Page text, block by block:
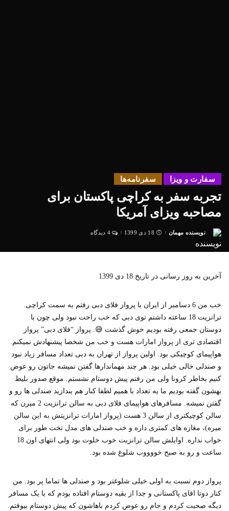
سفارت و ویزا سفرنامه‌ها
تجربه سفر به کراچی پاکستان برای
مصاحبه ویزای آمریکا
ارسال
توسط
نویسنده مهمان 18 دی 1399 4 دیدگاه
آخرین به روز رسانی در تاریخ 18 دی 1399
خب من 6 دسامبر از ایران با پرواز فلای دبی رفتم به سمت کراچی.
ترانزیت 18 ساعته داشتم توی دبی که خب راحت نبود ولی چون با
دوستان جمعی رفته بودیم خوش گذشت 😅. پرواز “فلای دبی” پرواز
اقتصادی تری از پرواز امارات هست و خب من شخصا پیشنهادش نمیکنم.
هواپیمای کوچیکی بود. اولین پرواز از تهران به دبی تعداد مسافر زیاد نبود
و صندلی خالی خیلی بود. هر چند مهماندارها گفتن نمیشه جاتون رو عوض
کنیم بخاطر کرونا ولی من رفتم پیش دوستام نشستم. موقع صدور بلیط
بهشون گفته بودیم ما یه تعداد با همیم لطفا کنار هم بندازید صندلی ها رو و
گفتن نمیشه. مسافرهای هواپیمای فلای دبی به سالن ترانزیت 2 میرن که
سالن کوچیکتری از سالن 3 هست (پرواز امارات ترانزیتش به این سالن
میره)، مغازه های کمتری داره و خب صندلی های مدل تخت طور برای
خواب نداره. اوایلش سالن ترانزیت خوب خلوت بود ولی انتهای اون 18
ساعت و رو به صبح خووووب شلوغ شده بود.
پرواز دوم نسبت به اولی خیلی شلوغتر بود و صندلی ها تماما پر بود. من
کنار دوتا اقای پاکستانی و جدا از بقیه دوستام افتاده بودم که با یک مسافر
دیگه صحبت کردم و جام رو عوض کردم باهاشون که پیش دوستام بیوفتم.